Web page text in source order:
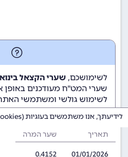
לשימושכם, שערי הקצאל בינואר 2026 (01/
שערי המט"ח מעודכנים באופן
לשימוש גולשי ומשתמשי
תאריך שער המרה
01/01/2026
0.4152
לידיעתך, אנו משתמשים בעוגיות (cookies) באתר זה.